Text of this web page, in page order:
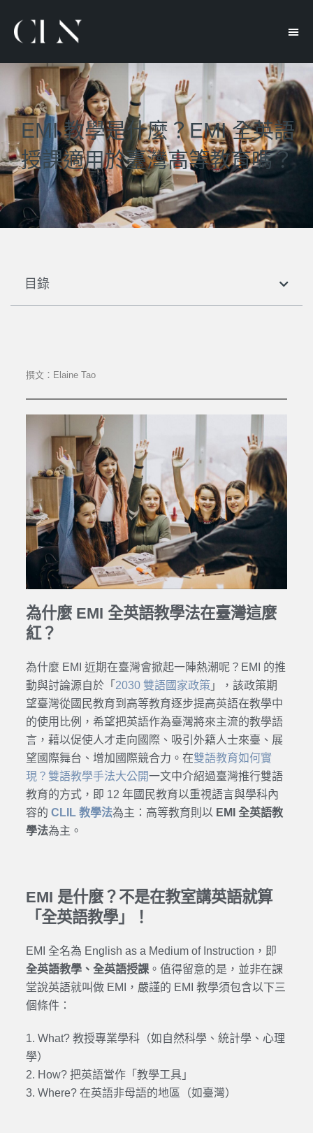
EMI 教學是什麼？EMI 全英語
授課適用於臺灣高等教育嗎？
目錄
撰文：Elaine Tao
為什麼 EMI 全英語教學法在臺灣這麼
紅？
為什麼 EMI 近期在臺灣會掀起一陣熱潮呢？EMI 的推
動與討論源自於「 2030 雙語國家政策 」，該政策期
望臺灣從國民教育到高等教育逐步提高英語在教學中
的使用比例，希望把英語作為臺灣將來主流的教學語
言，藉以促使人才走向國際、吸引外籍人士來臺、展
望國際舞台、增加國際競合力。在雙語教育如何實
現？雙語教學手法大公開一文中介紹過臺灣推行雙語
教育的方式，即 12 年國民教育以重視語言與學科內
容的 CLIL 教學法為主：高等教育則以 EMI 全英語教
學法為主。
EMI 是什麼？不是在教室講英語就算
「全英語教學」！
EMI 全名為 English as a Medium of Instruction，即
全英語教學、全英語授課。值得留意的是，並非在課
堂說英語就叫做 EMI，嚴謹的 EMI 教學須包含以下三
個條件：
1. What? 教授專業學科（如自然科學、統計學、心理
學）
2. How? 把英語當作「教學工具」
3. Where? 在英語非母語的地區（如臺灣）